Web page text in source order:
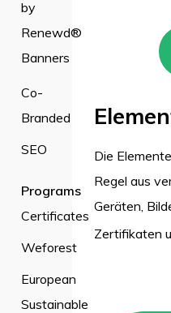
by
Renewd®
Banners
Co-
Branded
SEO
Programs
Certificates
Weforest
European
Sustainable
Die
Regel aus
Geräten,
Zertifikaten